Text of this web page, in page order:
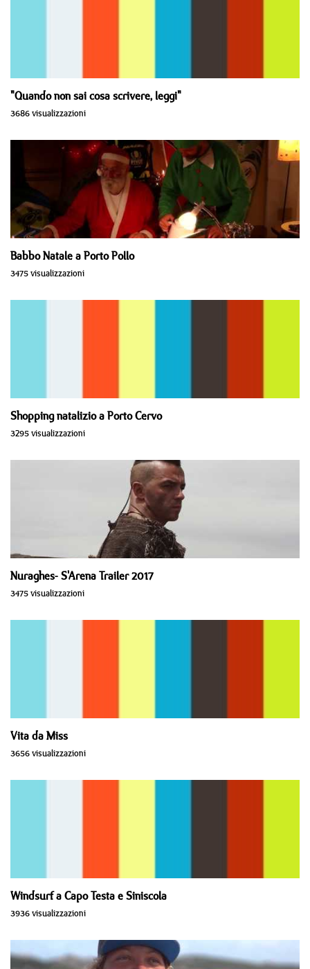
"Quando non sai cosa scrivere, leggi"
3686 visualizzazioni
Babbo Natale a Porto Pollo
3475 visualizzazioni
Shopping natalizio a Porto Cervo
3295 visualizzazioni
Nuraghes- S'Arena Trailer 2017
3475 visualizzazioni
Vita da Miss
3656 visualizzazioni
Windsurf a Capo Testa e Siniscola
3936 visualizzazioni